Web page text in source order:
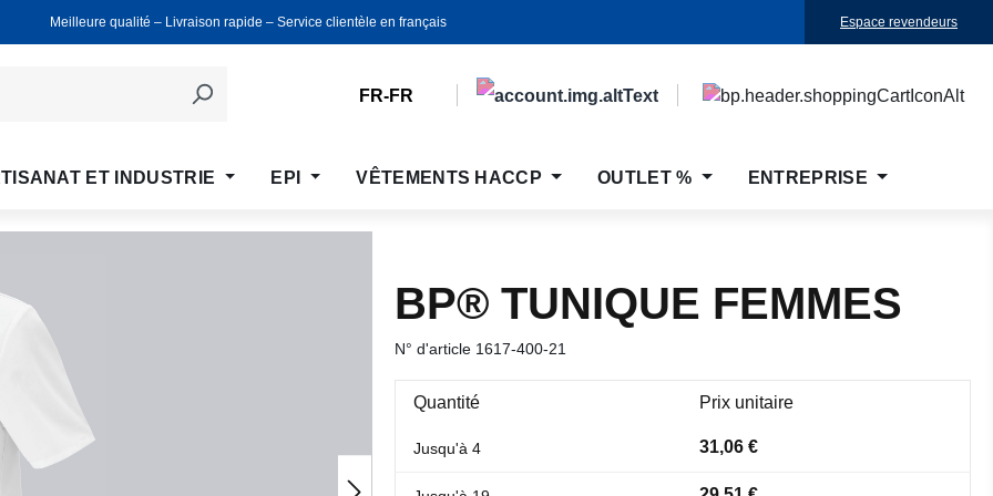
Meilleure qualité ‒ Livraison rapide ‒ Service clientèle en français Espace revendeurs
FR-FR
ET INDUSTRIE EPI VÊTEMENTS HACCP OUTLET % ENTREPRISE
BP® TUNIQUE FEMMES
N° d'article 1617-400-21
Quantité Prix unitaire
Jusqu'à 4 31,06 €